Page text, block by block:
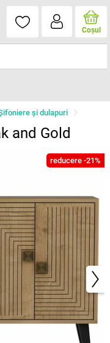
Coşul
și dulapuri
and Gold
reducere -21%